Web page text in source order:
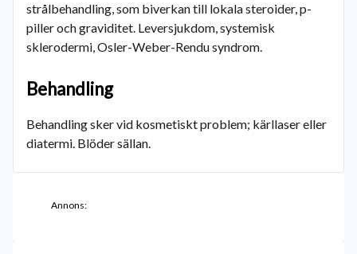
strålbehandling, som biverkan till lokala steroider, p-
piller och graviditet. Leversjukdom, systemisk
sklerodermi, Osler-Weber-Rendu syndrom.
Behandling
Behandling sker vid kosmetiskt problem; kärllaser eller
diatermi. Blöder sällan.
Annons: